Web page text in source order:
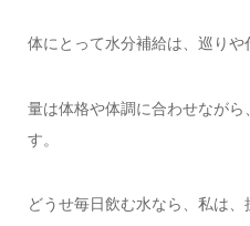
体にとって水分補給は、巡りや
量は体格や体調に合わせなが
す。
どうせ毎日飲む水なら、私は